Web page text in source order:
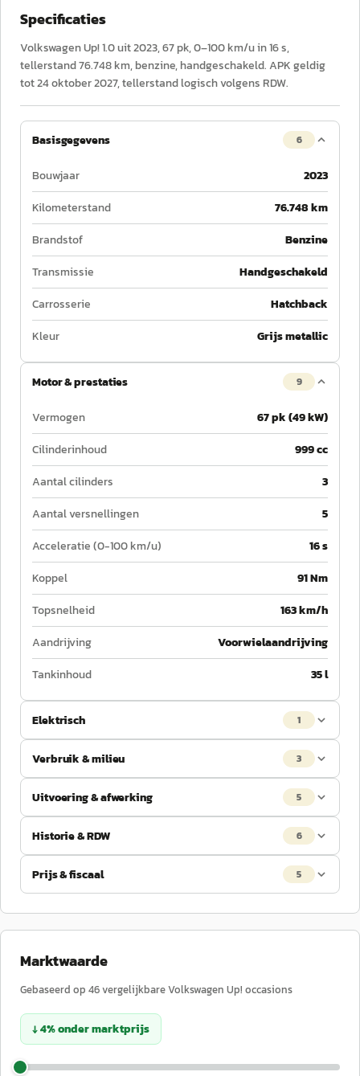
Specificaties
Volkswagen Up! 1.0 uit 2023, 67 pk, 0–100 km/u in 16 s,
tellerstand 76.748 km, benzine, handgeschakeld. APK geldig
tot 24 oktober 2027, tellerstand logisch volgens RDW.
Basisgegevens 6
Bouwjaar
2023
Kilometerstand
76.748 km
Brandstof
Benzine
Transmissie
Handgeschakeld
Carrosserie
Hatchback
Kleur
Grijs metallic
Motor & prestaties 9
Vermogen
67 pk (49 kW)
Cilinderinhoud
999 cc
Aantal cilinders
3
Aantal versnellingen
5
Acceleratie (0-100 km/u)
16 s
Koppel
91 Nm
Topsnelheid
163 km/h
Aandrijving
Voorwielaandrijving
Tankinhoud
35 l
Elektrisch 1
Verbruik & milieu 3
Uitvoering & afwerking 5
Historie & RDW 6
Prijs & fiscaal 5
Marktwaarde
Gebaseerd op 46vergelijkbareVolkswagen Up! occasions
↓4%ondermarktprijs